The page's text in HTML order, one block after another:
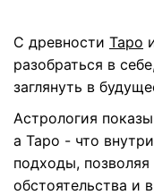
С древности Таро
разобраться в
заглянуть в
Астрология
а Таро - что
подходы,
обстоятельства и